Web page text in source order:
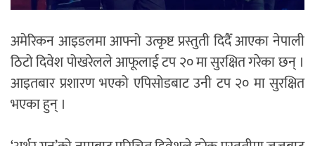
अमेरिकन आइडलमा आफ्नो उत्कृष्ट प्रस्तुती दिदैँ आएका नेपाली
ठिटो दिवेश पोखरेलले आफूलाई टप २० मा सुरक्षित गरेका छन् ।
आइतबार प्रशारण भएको एपिसोडबाट उनी टप २० मा सुरक्षित
भएका हुन् ।